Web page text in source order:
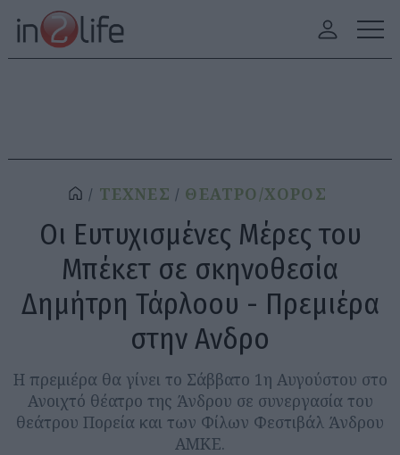
ΤΕΧΝΕΣ ΘΕΑΤΡΟ/ΧΟΡΟΣ
Οι Ευτυχισμένες Μέρες του
Μπέκετ σε σκηνοθεσία
Δημήτρη Τάρλοου - Πρεμιέρα
στην Ανδρο
Η πρεμιέρα θα γίνει το Σάββατο 1η Αυγούστου στο
Ανοιχτό θέατρο της Άνδρου σε συνεργασία του
θεάτρου Πορεία και των Φίλων Φεστιβάλ Άνδρου
ΑΜΚΕ.